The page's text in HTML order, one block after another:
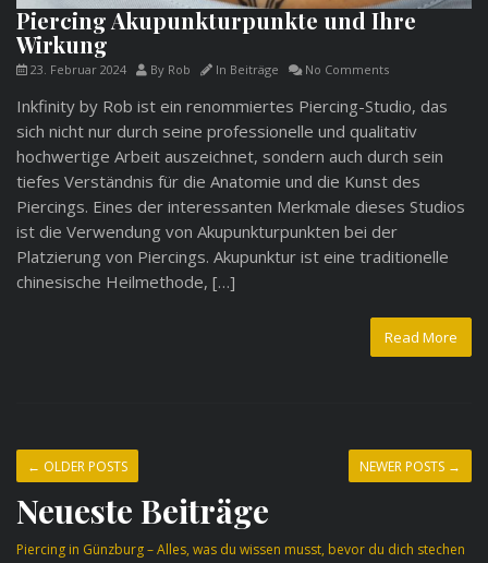
Piercing Akupunkturpunkte und Ihre
Wirkung
23. Februar 2024 By Rob In Beiträge No Comments
Inkfinity by Rob ist ein renommiertes Piercing-Studio, das
sich nicht nur durch seine professionelle und qualitativ
hochwertige Arbeit auszeichnet, sondern auch durch sein
tiefes Verständnis für die Anatomie und die Kunst des
Piercings. Eines der interessanten Merkmale dieses Studios
ist die Verwendung von Akupunkturpunkten bei der
Platzierung von Piercings. Akupunktur ist eine traditionelle
chinesische Heilmethode, […]
Read More
← OLDER POSTS NEWER POSTS →
Neueste Beiträge
Piercing in Günzburg – Alles, was du wissen musst, bevor du dich stechen